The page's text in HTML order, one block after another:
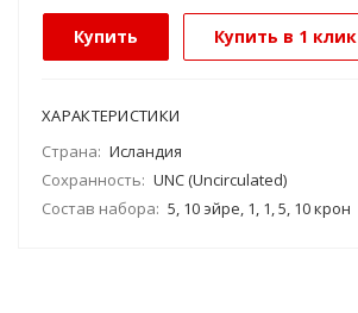
Купить Купить в 1 клик
ХАРАКТЕРИСТИКИ
Страна: Исландия
Сохранность: UNC (Uncirculated)
Состав набора: 5, 10 эйре, 1, 1, 5, 10 крон